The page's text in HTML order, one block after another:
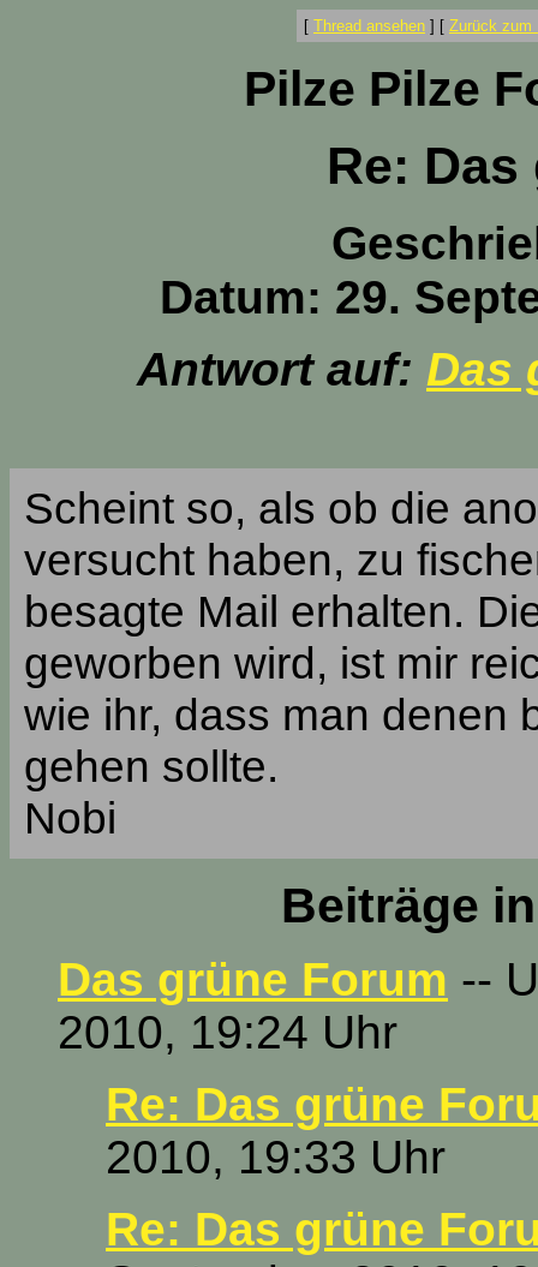
[ Thread ansehen ] [ Zurück zum
Pilze Pilze
Re:
Datum: 29.
Antwort auf: Das
Scheint so, als ob die
versucht haben, zu
besagte Mail erhalten.
geworben wird, ist mir
wie ihr, dass man denen
gehen sollte.
Nobi
Beiträge
Das grüne Forum --
2010, 19:24 Uhr
Re: Das grüne
2010, 19:33 Uhr
Re: Das grüne